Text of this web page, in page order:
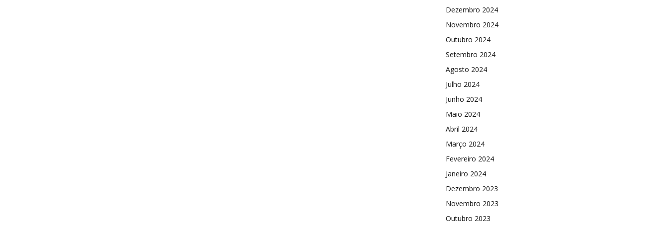
Dezembro 2024
Novembro 2024
Outubro 2024
Setembro 2024
Agosto 2024
Julho 2024
Junho 2024
Maio 2024
Abril 2024
Março 2024
Fevereiro 2024
Janeiro 2024
Dezembro 2023
Novembro 2023
Outubro 2023